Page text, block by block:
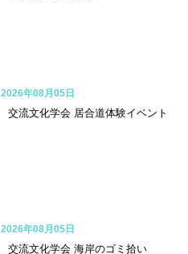
交流文化学会 居合道体験イベント
2026年08月05日
交流文化学会 海岸のゴミ拾い
2026年08月05日